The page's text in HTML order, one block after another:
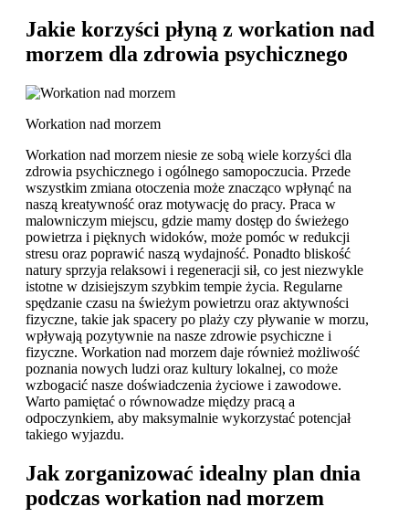
Jakie korzyści płyną z workation nad
morzem dla zdrowia psychicznego
Workation nad morzem
Workation nad morzem niesie ze sobą wiele korzyści dla
zdrowia psychicznego i ogólnego samopoczucia. Przede
wszystkim zmiana otoczenia może znacząco wpłynąć na
naszą kreatywność oraz motywację do pracy. Praca w
malowniczym miejscu, gdzie mamy dostęp do świeżego
powietrza i pięknych widoków, może pomóc w redukcji
stresu oraz poprawić naszą wydajność. Ponadto bliskość
natury sprzyja relaksowi i regeneracji sił, co jest niezwykle
istotne w dzisiejszym szybkim tempie życia. Regularne
spędzanie czasu na świeżym powietrzu oraz aktywności
fizyczne, takie jak spacery po plaży czy pływanie w morzu,
wpływają pozytywnie na nasze zdrowie psychiczne i
fizyczne. Workation nad morzem daje również możliwość
poznania nowych ludzi oraz kultury lokalnej, co może
wzbogacić nasze doświadczenia życiowe i zawodowe.
Warto pamiętać o równowadze między pracą a
odpoczynkiem, aby maksymalnie wykorzystać potencjał
takiego wyjazdu.
Jak zorganizować idealny plan dnia
podczas workation nad morzem